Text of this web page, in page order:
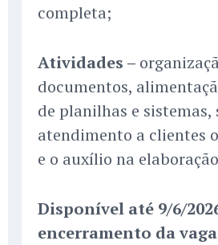
completa;
Atividades –
documentos,
de planilhas e sistemas,
atendimento a clientes
e o auxílio na
Disponível até 9/6/
encerramento da vaga